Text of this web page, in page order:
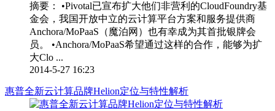
摘要： •Pivotal已宣布扩大他们非营利的CloudFoundry基
金会，我国开放中立的云计算平台方案和服务提供商
Anchora/MoPaaS（魔泊网）也有幸成为其首批银牌会
员。 •Anchora/MoPaaS希望通过这样的合作，能够为扩
大Clo ...
2014-5-27 16:23
惠普全新云计算品牌Helion定位与特性解析